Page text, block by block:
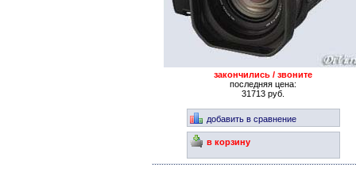
закончились / звоните
последняя цена:
31713 руб.
добавить в сравнение
в корзину